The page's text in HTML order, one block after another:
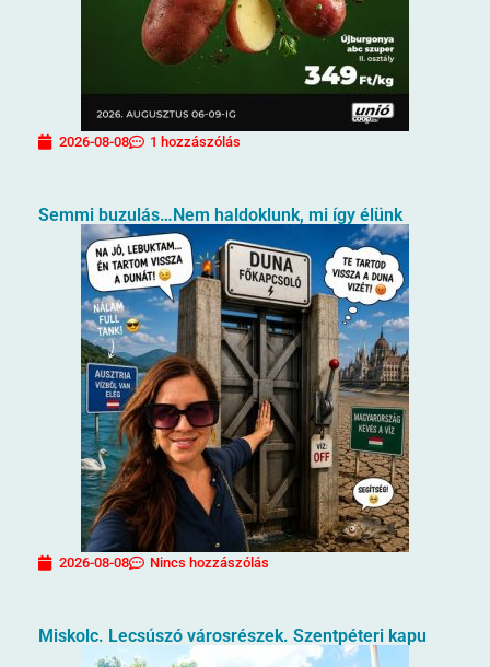
2026-08-08 1 hozzászólás
Semmi buzulás…Nem haldoklunk, mi így élünk
2026-08-08 Nincs hozzászólás
Miskolc. Lecsúszó városrészek. Szentpéteri kapu